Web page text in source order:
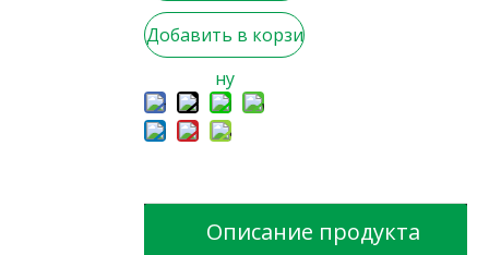
Добавить в корзи
ну
Описание продукта